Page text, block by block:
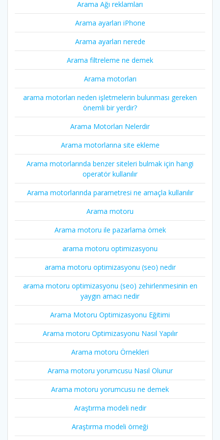
Arama Ağı reklamları
Arama ayarları iPhone
Arama ayarları nerede
Arama filtreleme ne demek
Arama motorları
arama motorları neden işletmelerin bulunması gereken
önemli bir yerdir?
Arama Motorları Nelerdir
Arama motorlarına site ekleme
Arama motorlarında benzer siteleri bulmak için hangi
operatör kullanılır
Arama motorlarında parametresi ne amaçla kullanılır
Arama motoru
Arama motoru ile pazarlama örnek
arama motoru optimizasyonu
arama motoru optimizasyonu (seo) nedir
arama motoru optimizasyonu (seo) zehirlenmesinin en
yaygın amacı nedir
Arama Motoru Optimizasyonu Eğitimi
Arama motoru Optimizasyonu Nasıl Yapılır
Arama motoru Örnekleri
Arama motoru yorumcusu Nasıl Olunur
Arama motoru yorumcusu ne demek
Araştırma modeli nedir
Araştırma modeli örneği